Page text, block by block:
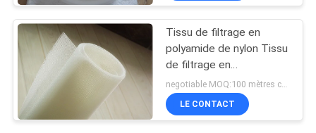
Tissu de filtrage en
polyamide de nylon Tissu
de filtrage en
monofilament de
polyamide pour le
traitement des minéraux
negotiable MOQ:100 mètres carrés
LE CONTACT